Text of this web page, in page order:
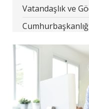
Vatandaşlık ve